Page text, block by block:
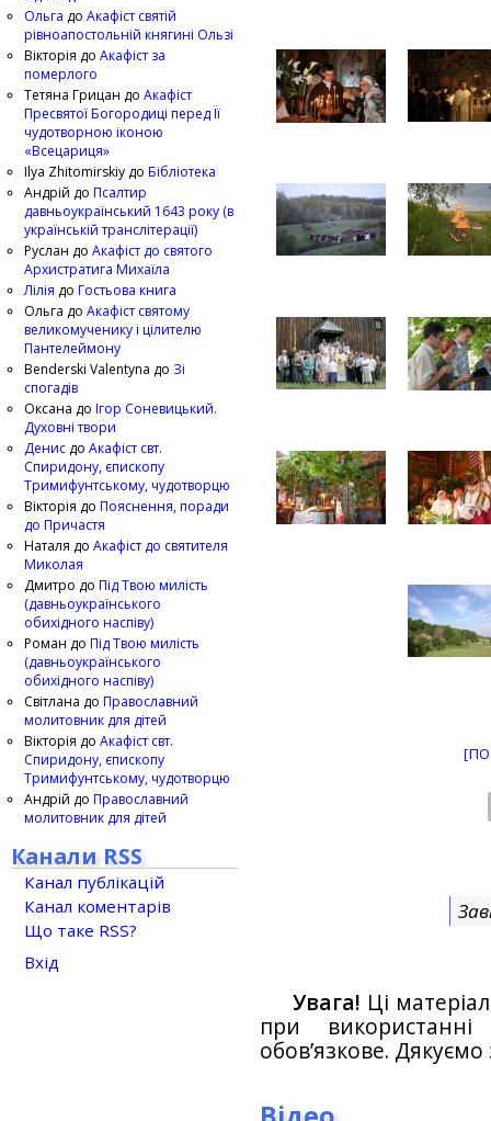
Увага! Ці
при
обов’язкове.
Ольга до Акафіст святій
рівноапостольній княгині Ользі
Вікторія до Акафіст за
померлого
Тетяна Грицан до Акафіст
Пресвятої Богородиці перед Її
чудотворною іконою
«Всецариця»
Ilya Zhitomirskiy до Бібліотека
Андрій до Псалтир
давньоукраїнський 1643 року (в
українській транслітерації)
Руслан до Акафіст до святого
Архистратига Михаїла
Лілія до Гостьова книга
Ольга до Акафіст святому
великомученику і цілителю
Пантелеймону
Benderski Valentyna до Зі
спогадів
Оксана до Ігор Соневицький.
Духовні твори
Денис до Акафіст свт.
Спиридону, єпископу
Тримифунтському, чудотворцю
Вікторія до Пояснення, поради
до Причастя
Наталя до Акафіст до святителя
Миколая
Дмитро до Під Твою милість
(давньоукраїнського
обихідного наспіву)
Роман до Під Твою милість
(давньоукраїнського
обихідного наспіву)
Світлана до Православний
молитовник для дітей
Вікторія до Акафіст свт.
Спиридону, єпископу
Тримифунтському, чудотворцю
Андрій до Православний
молитовник для дітей
Канали RSS
Канал публікацій
Канал коментарів
Що таке RSS?
Вхід